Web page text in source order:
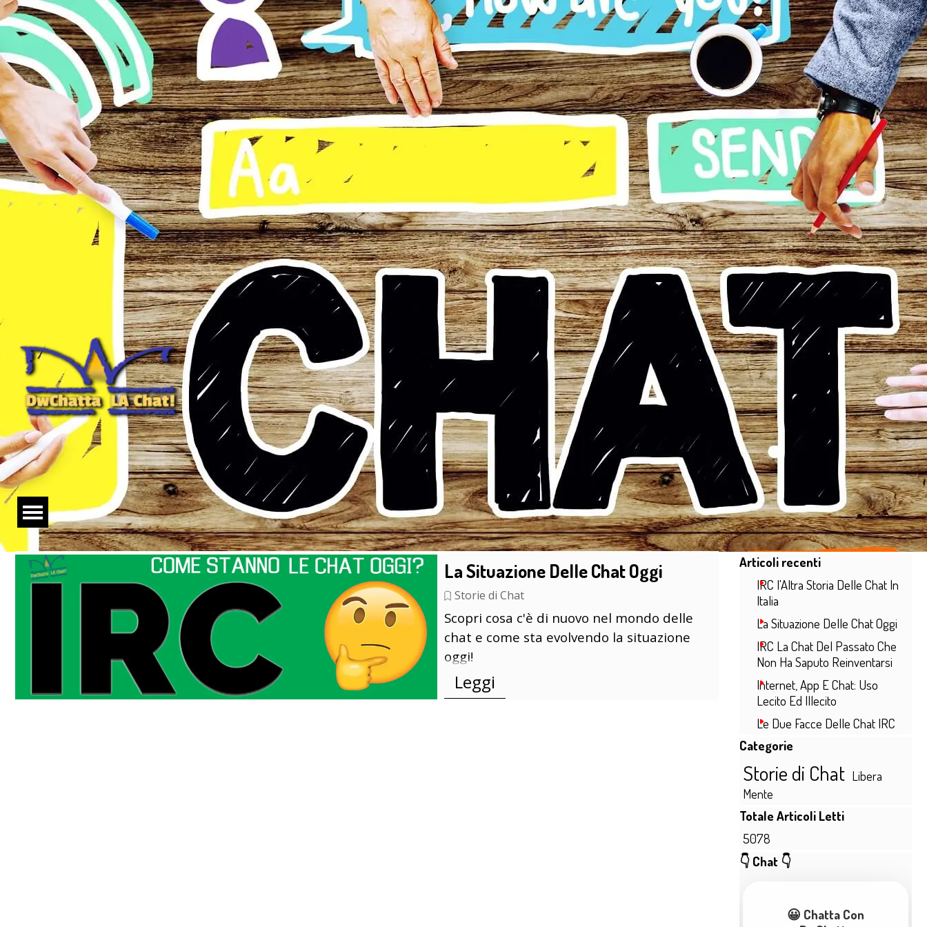
Vai ai contenuti
Salta menù
La Situazione Delle Chat Oggi
Storie di Chat
Scopri cosa c'è di nuovo nel mondo delle
chat e come sta evolvendo la situazione
oggi!
Leggi
Salta blocco Articoli recenti
Articoli recenti
IRC l'Altra Storia Delle Chat In
Italia
La Situazione Delle Chat Oggi
IRC La Chat Del Passato Che
Non Ha Saputo Reinventarsi
Internet, App E Chat: Uso
Lecito Ed Illecito
Le Due Facce Delle Chat IRC
Salta blocco Categorie
Categorie
Storie di Chat Libera
Mente
Salta blocco Totale Articoli
Totale Articoli Letti
5078
Salta blocco 👇 Chat 👇
👇 Chat 👇
😀 Chatta Con